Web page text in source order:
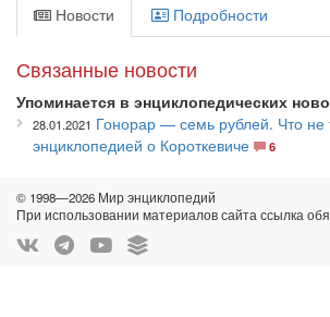
Новости Подробности
Связанные новости
Упоминается в энциклопедических
28.01.2021 Гонорар — семь рублей. Что не
энциклопедией о Короткевиче
6
© 1998—2026 Мир энциклопедий
При использовании материалов сайта ссылка